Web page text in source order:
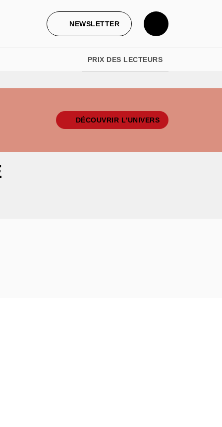
NEWSLETTER
PRIX DES LECTEURS
DÉCOUVRIR L'UNIVERS